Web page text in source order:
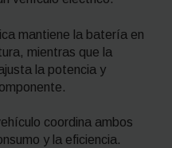
mantiene la batería en
mientras que la
la potencia y
coordina ambos
y la eficiencia.